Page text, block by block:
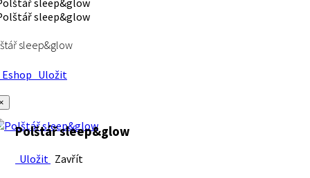
sleep&glow
Uložit
Polštář sleep&glow
Uložit Zavřít